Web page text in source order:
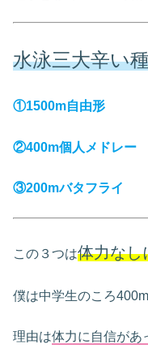
水泳三大辛い
①1500m自由形
②400m個人メドレー
③200mバタフライ
この３つは体力なし
僕は中学生のころ
理由は体力に自信があ